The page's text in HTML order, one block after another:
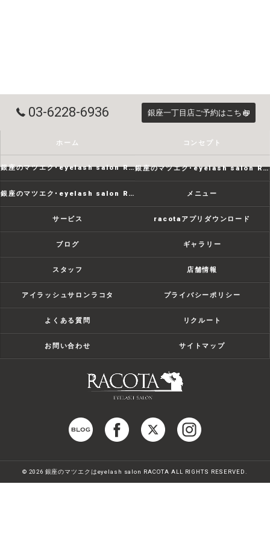
03-6228-6936 銀座一丁目店ご予約はこちら
ホーム コンセプト
銀座のマツエク･eyelash salon RACOTAの口コミ情報 銀座のマツエク･eyelash salon RACOTAの評判
銀座のマツエク･eyelash salon RACOTAのお客様の声 メニュー
サービス racotaアプリダウンロード
ブログ ギャラリー
スタッフ 店舗情報
アイラッシュサロンラコタ プライバシーポリシー
よくある質問 リクルート
お問い合わせ サイトマップ
© 2026 銀座のマツエクはeyelash salon RACOTA ALL RIGHTS RESERVED.